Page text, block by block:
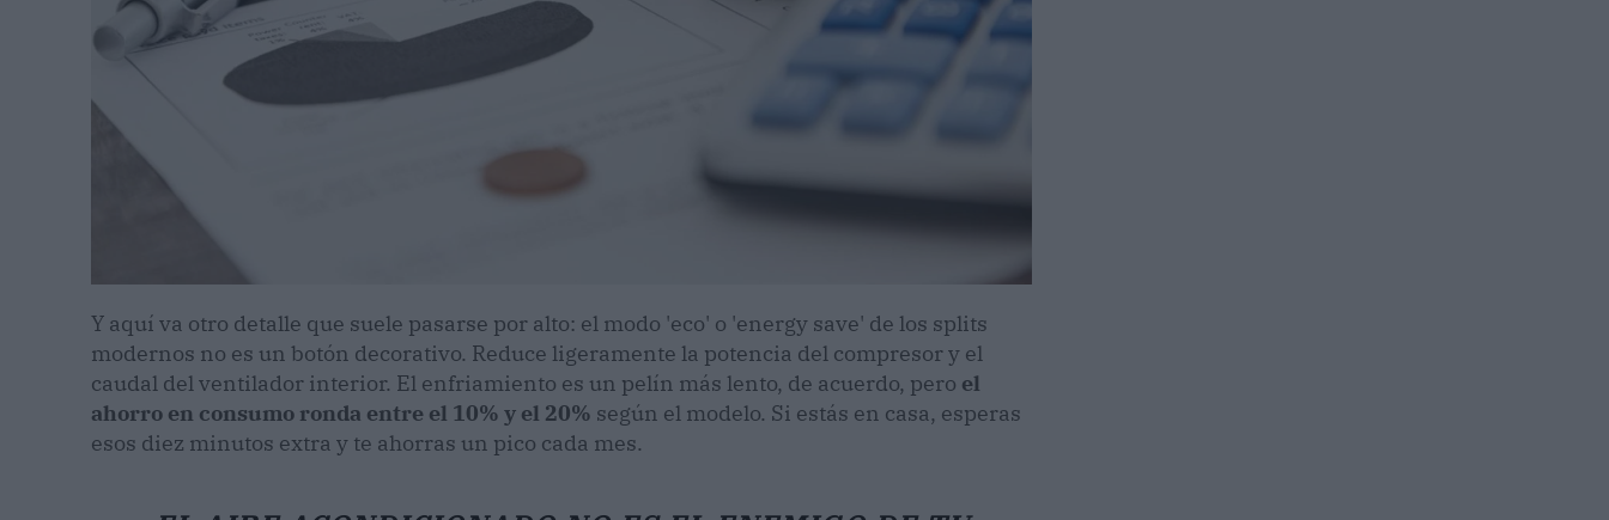
Y aquí va otro detalle que suele pasarse por alto: el modo 'eco' o 'energy save' de los splits
modernos no es un botón decorativo. Reduce ligeramente la potencia del compresor y el
caudal del ventilador interior. El enfriamiento es un pelín más lento, de acuerdo, pero el
ahorro en consumo ronda entre el 10% y el 20% según el modelo. Si estás en casa, esperas
esos diez minutos extra y te ahorras un pico cada mes.